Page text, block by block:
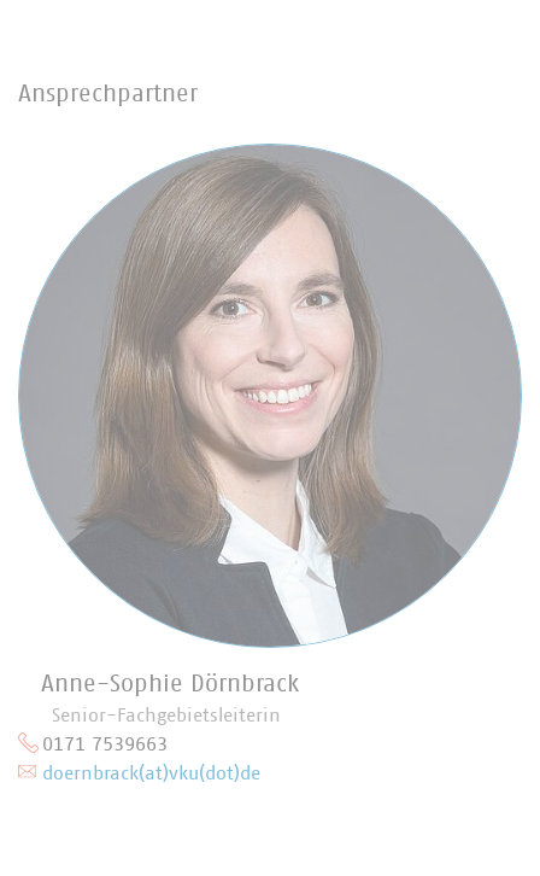
Ansprechpartner
Anne-Sophie Dörnbrack
Senior-Fachgebietsleiterin
0171 7539663
doernbrack(at)vku(dot)de